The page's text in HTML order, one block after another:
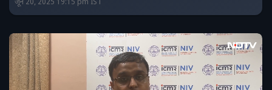
जून 20, 2025 19:15 pm IST